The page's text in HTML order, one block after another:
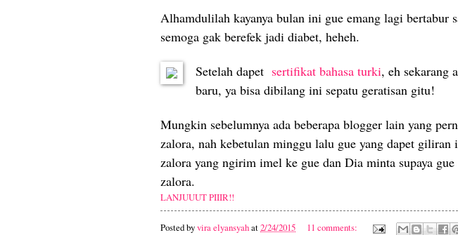
Alhamdulilah kayanya bulan ini gue emang lagi bertabur
semoga gak berefek jadi diabet, heheh.
Setelah dapet sertifikat bahasa turki, eh sekarang
baru, ya bisa dibilang ini sepatu geratisan gitu!
Mungkin sebelumnya ada beberapa blogger lain yang
zalora, nah kebetulan minggu lalu gue yang dapet giliran
zalora yang ngirim imel ke gue dan Dia minta supaya
zalora.
LANJUUUT PIIIR!!
Posted byvira elyansyahat2/24/2015
11 comments: